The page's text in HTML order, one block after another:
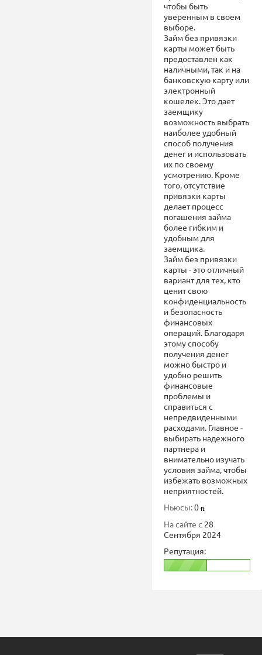
чтобы быть
уверенным в своем
выборе.
Займ без привязки
карты может быть
предоставлен как
наличными, так и на
банковскую карту или
электронный
кошелек. Это дает
заемщику
возможность выбрать
наиболее удобный
способ получения
денег и использовать
их по своему
усмотрению. Кроме
того, отсутствие
привязки карты
делает процесс
погашения займа
более гибким и
удобным для
заемщика.
Займ без привязки
карты - это отличный
вариант для тех, кто
ценит свою
конфиденциальность
и безопасность
финансовых
операций. Благодаря
этому способу
получения денег
можно быстро и
удобно решить
финансовые
проблемы и
справиться с
непредвиденными
расходами. Главное -
выбирать надежного
партнера и
внимательно изучать
условия займа, чтобы
избежать возможных
неприятностей.
Ньюсы:0
На сайте с 28
Сентября 2024
Репутация: